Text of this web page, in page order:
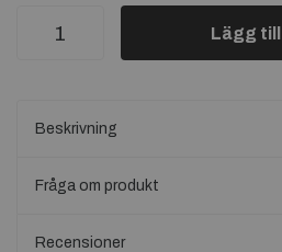
Lägg
Beskrivning
Fråga om produkt
Recensioner